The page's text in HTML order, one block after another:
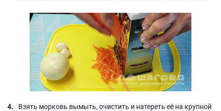
Взять морковь вымыть, очистить и натереть её на крупной